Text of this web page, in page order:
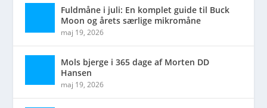
Fuldmåne i juli: En komplet guide til Buck
Moon og årets særlige mikromåne
maj 19, 2026
Mols bjerge i 365 dage af Morten DD
Hansen
maj 19, 2026